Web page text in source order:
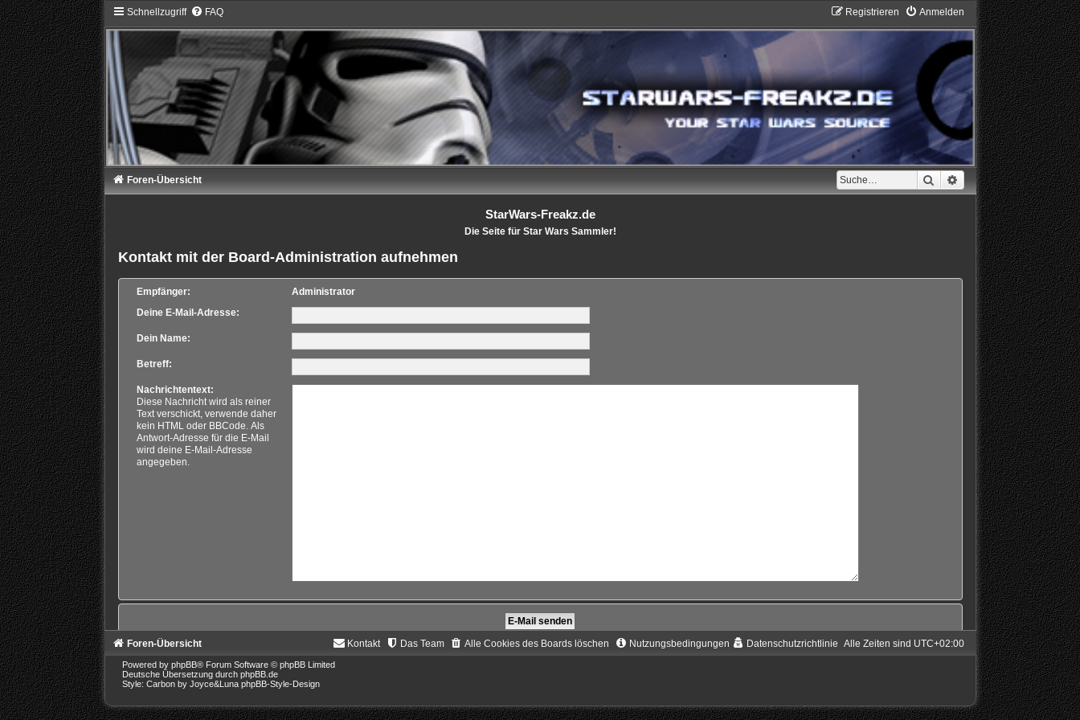
Schnellzugriff FAQ Anmelden
Registrieren
Suche Erweiterte Suche
Foren-Übersicht
StarWars-Freakz.de
Die Seite für Star Wars Sammler!
Kontakt mit der Board-Administration aufnehmen
Empfänger:
Administrator
Deine E-Mail-Adresse:
Dein Name:
Betreff:
Nachrichtentext:
Diese Nachricht wird als reiner
Text verschickt, verwende daher
kein HTML oder BBCode. Als
Antwort-Adresse für die E-Mail
wird deine E-Mail-Adresse
angegeben.
Foren-Übersicht Alle Zeiten sind UTC+02:00
Nutzungsbedingungen Datenschutzrichtlinie
Alle Cookies des Boards löschen
Das Team
Kontakt
Powered by phpBB® Forum Software © phpBB Limited
Deutsche Übersetzung durch phpBB.de
Style: Carbon by Joyce&Luna phpBB-Style-Design